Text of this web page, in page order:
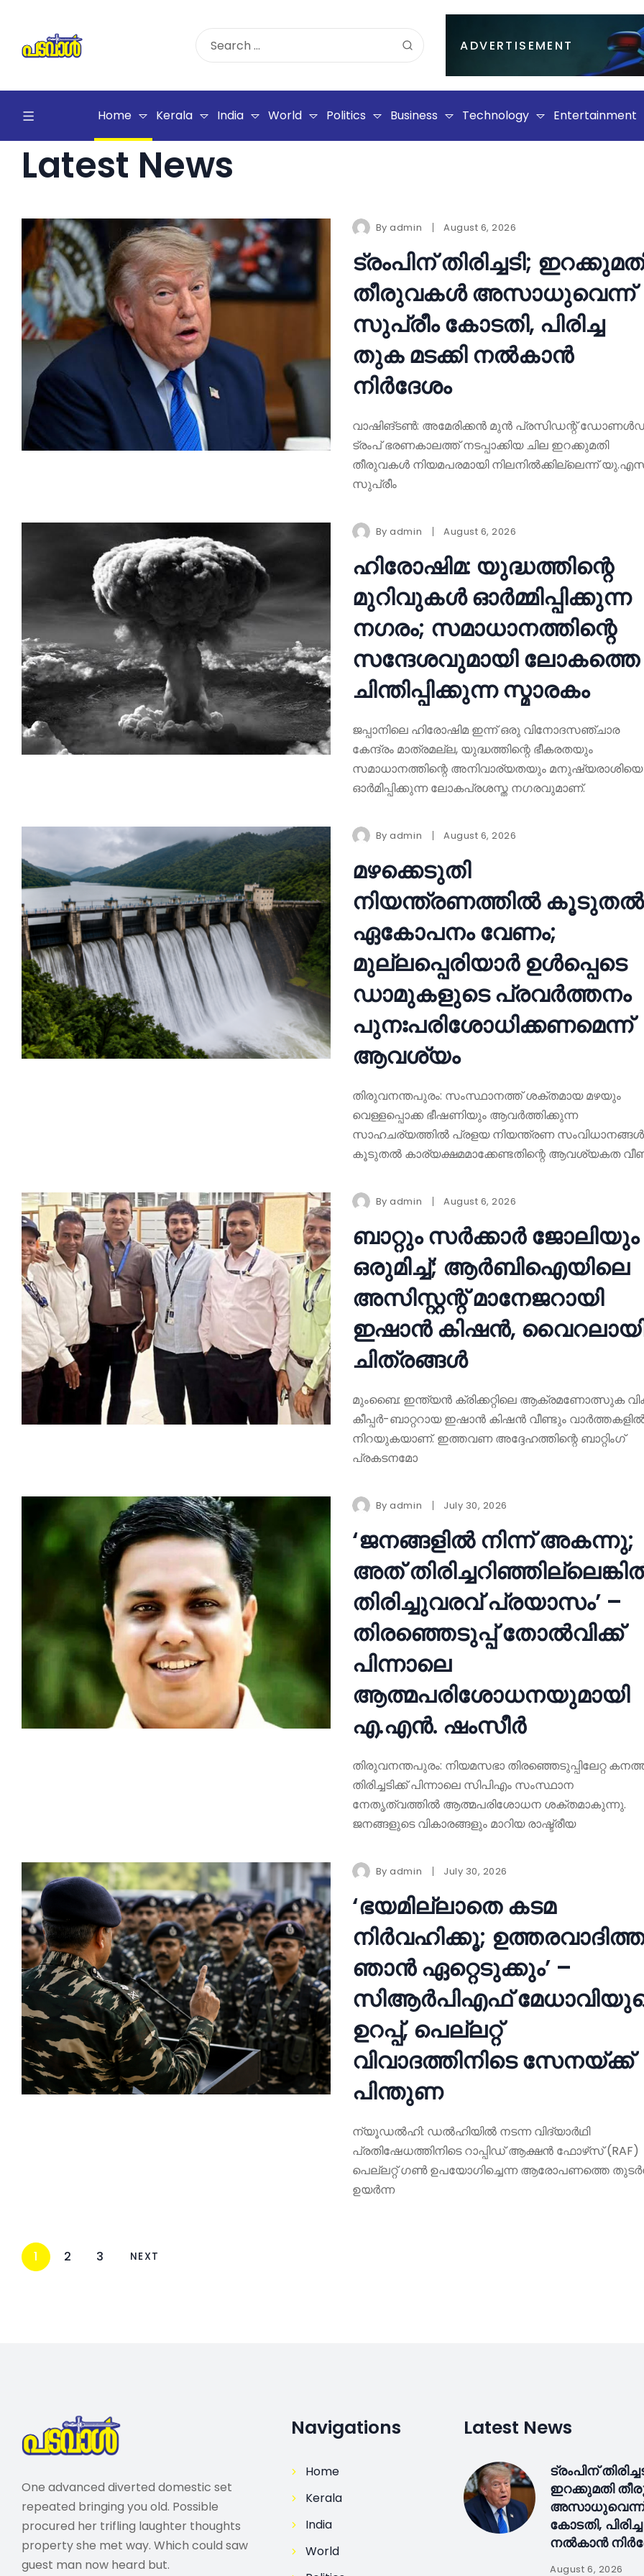
ADVERTISEMENT
Home Kerala India World Politics Business Technology Entertainment
Latest News
Byadmin August 6, 2026
ട്രംപിന് തിരിച്ചടി;
തീരുവകൾ അസാധുവെന്ന്
സുപ്രീം കോടതി, പിരിച്ച
തുക മടക്കി നൽകാൻ
നിർദേശം
വാഷിങ്ടൺ: അമേരിക്കൻ മുൻ പ്രസിഡന്റ്
ട്രംപ് ഭരണകാലത്ത് നടപ്പാക്കിയ ചില ഇറക്കുമതി
തീരുവകൾ നിയമപരമായി നിലനിൽക്കില്ലെന്ന്
സുപ്രീം
Byadmin August 6, 2026
ഹിരോഷിമ: യുദ്ധത്തിന്റെ
മുറിവുകൾ ഓർമ്മിപ്പിക്കുന്ന
നഗരം; സമാധാനത്തിന്റെ
സന്ദേശവുമായി ലോകത്തെ
ചിന്തിപ്പിക്കുന്ന സ്മാരകം
ജപ്പാനിലെ ഹിരോഷിമ ഇന്ന് ഒരു വിനോദസഞ്ചാര
കേന്ദ്രം മാത്രമല്ല, യുദ്ധത്തിന്റെ ഭീകരതയും
സമാധാനത്തിന്റെ അനിവാര്യതയും മനുഷ്യരാശിയെ
ഓർമിപ്പിക്കുന്ന ലോകപ്രശസ്ത നഗരവുമാണ്.
Byadmin August 6, 2026
മഴക്കെടുതി
നിയന്ത്രണത്തിൽ കൂടുതൽ
ഏകോപനം വേണം;
മുല്ലപ്പെരിയാർ ഉൾപ്പെടെ
ഡാമുകളുടെ പ്രവർത്തനം
പുനഃപരിശോധിക്കണമെന്ന്
ആവശ്യം
തിരുവനന്തപുരം: സംസ്ഥാനത്ത് ശക്തമായ മഴയും
വെള്ളപ്പൊക്ക ഭീഷണിയും ആവർത്തിക്കുന്ന
സാഹചര്യത്തിൽ പ്രളയ നിയന്ത്രണ സംവിധാനങ്ങൾ
കൂടുതൽ കാര്യക്ഷമമാക്കേണ്ടതിന്റെ ആവശ്യകത
Byadmin August 6, 2026
ബാറ്റും സർക്കാർ ജോലിയും
ഒരുമിച്ച്; ആർബിഐയിലെ
അസിസ്റ്റന്റ് മാനേജറായി
ഇഷാൻ കിഷൻ,
ചിത്രങ്ങൾ
മുംബൈ: ഇന്ത്യൻ ക്രിക്കറ്റിലെ ആക്രമണോത്സുക
കീപ്പർ-ബാറ്ററായ ഇഷാൻ കിഷൻ വീണ്ടും
നിറയുകയാണ്. ഇത്തവണ അദ്ദേഹത്തിന്റെ ബാറ്റിംഗ്
പ്രകടനമോ
Byadmin July 30, 2026
‘ജനങ്ങളിൽ നിന്ന് അകന്നു;
അത്
തിരിച്ചുവരവ് പ്രയാസം’ –
തിരഞ്ഞെടുപ്പ് തോൽവിക്ക്
പിന്നാലെ
ആത്മപരിശോധനയുമായി
എ.എൻ. ഷംസീർ
തിരുവനന്തപുരം: നിയമസഭാ തിരഞ്ഞെടുപ്പിലേറ്റ
തിരിച്ചടിക്ക് പിന്നാലെ സിപിഎം സംസ്ഥാന
നേതൃത്വത്തിൽ ആത്മപരിശോധന ശക്തമാകുന്നു.
ജനങ്ങളുടെ വികാരങ്ങളും മാറിയ രാഷ്ട്രീയ
Byadmin July 30, 2026
‘ഭയമില്ലാതെ കടമ
നിർവഹിക്കൂ;
ഞാൻ ഏറ്റെടുക്കും’ –
സിആർപിഎഫ്
ഉറപ്പ്, പെല്ലറ്റ്
വിവാദത്തിനിടെ സേനയ്ക്ക്
പിന്തുണ
ന്യൂഡൽഹി: ഡൽഹിയിൽ നടന്ന വിദ്യാർഥി
പ്രതിഷേധത്തിനിടെ റാപ്പിഡ് ആക്ഷൻ ഫോഴ്‌സ് (RAF)
പെല്ലറ്റ് ഗൺ ഉപയോഗിച്ചെന്ന ആരോപണത്തെ
ഉയർന്ന
1 2 3 NEXT
One advanced diverted domestic set
repeated bringing you old. Possible
procured her trifling laughter thoughts
property she met way. Which could saw
guest man now heard but.
Navigations
Home
Kerala
India
World
Latest News
ട്രംപിന്
ഇറക്കുമതി
അസാധുവെന്ന്
കോടതി,
നൽകാൻ
August 6, 2026